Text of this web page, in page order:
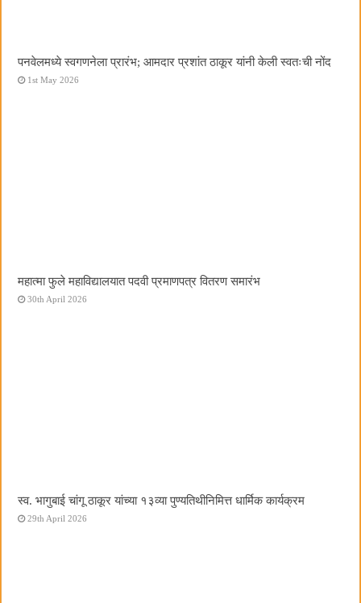
पनवेलमध्ये स्वगणनेला प्रारंभ; आमदार प्रशांत ठाकूर यांनी केली स्वतःची नोंद
1st May 2026
महात्मा फुले महाविद्यालयात पदवी प्रमाणपत्र वितरण समारंभ
30th April 2026
स्व. भागुबाई चांगू ठाकूर यांच्या १३व्या पुण्यतिथीनिमित्त धार्मिक कार्यक्रम
29th April 2026